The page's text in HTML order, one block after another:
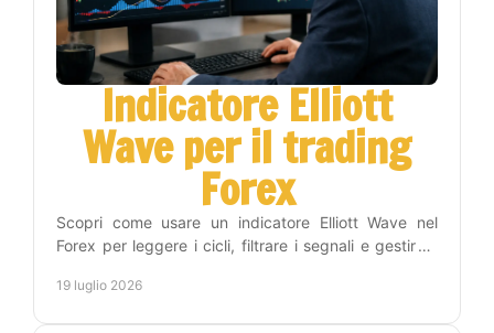
Indicatore Elliott
Wave per il trading
Forex
Scopri come usare un indicatore Elliott Wave nel
Forex per leggere i cicli, filtrare i segnali e gestire il
19 luglio 2026